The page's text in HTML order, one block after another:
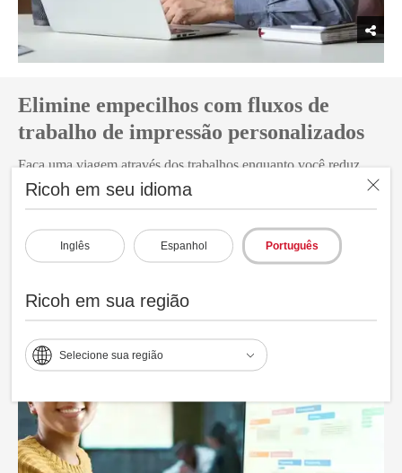
Ricoh em seu idioma
Inglês Espanhol Português
Ricoh em sua região
Selecione sua região
Elimine empecilhos com fluxos de
trabalho de impressão personalizados
Faça uma viagem através dos trabalhos enquanto você reduz
erros e melhora a consistência.
É difícil avançar na produtividade quando se depende de processos
manuais. Deixe nosso software fazer a caminhada e falar em alta
velocidade. Por exemplo, envie dados para seu MIS de impressão ou
consulte os lotes de trabalhos.